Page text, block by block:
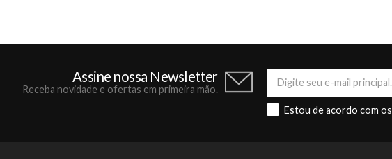
Assine nossa Newsletter
Receba novidade e ofertas em primeira mão.
Estou de acordo com os